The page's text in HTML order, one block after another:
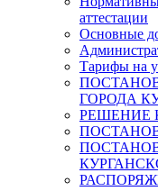
аттестации
Основные
Тарифы на
ГОРОДА
РЕШЕНИЕ